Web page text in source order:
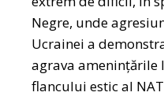
Negre, unde
Ucrainei a
agrava
flancului estic al